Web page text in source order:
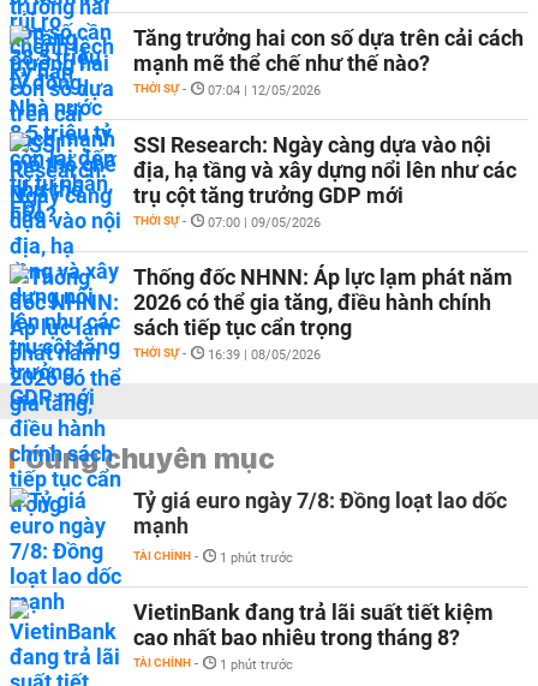
Tăng trưởng hai con số dựa trên cải cách
mạnh mẽ thể chế như thế nào?
THỜI SỰ - 07:04 | 12/05/2026
SSI Research: Ngày càng dựa vào nội
địa, hạ tầng và xây dựng nổi lên như các
trụ cột tăng trưởng GDP mới
THỜI SỰ - 07:00 | 09/05/2026
Thống đốc NHNN: Áp lực lạm phát năm
2026 có thể gia tăng, điều hành chính
sách tiếp tục cẩn trọng
THỜI SỰ - 16:39 | 08/05/2026
Cùng chuyên mục
Tỷ giá euro ngày 7/8: Đồng loạt lao dốc
mạnh
TÀI CHÍNH - 1 phút trước
VietinBank đang trả lãi suất tiết kiệm
cao nhất bao nhiêu trong tháng 8?
TÀI CHÍNH - 1 phút trước